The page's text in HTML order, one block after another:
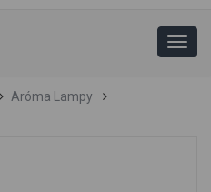
Aróma Lampy